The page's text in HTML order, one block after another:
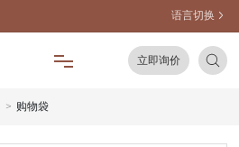
语言切换
立即询价
购物袋